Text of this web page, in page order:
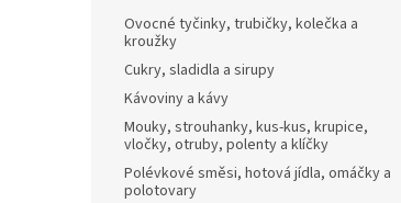
Ovocné tyčinky, trubičky, kolečka a
kroužky
Cukry, sladidla a sirupy
Kávoviny a kávy
Mouky, strouhanky, kus-kus, krupice,
vločky, otruby, polenty a klíčky
Polévkové směsi, hotová jídla, omáčky a
polotovary